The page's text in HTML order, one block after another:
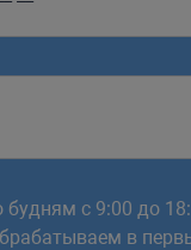
будням с 9:00 до
в